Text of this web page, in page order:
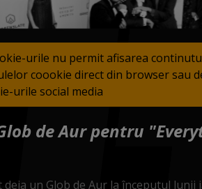
urile nu permit afisarea
coookie direct din browser sau
urile social media
de Aur pentru
un Glob de Aur la începutul lunii